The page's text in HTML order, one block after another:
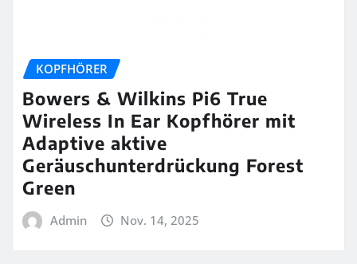
KOPFHÖRER
Bowers & Wilkins Pi6 True
Wireless In Ear Kopfhörer mit
Adaptive aktive
Geräuschunterdrückung Forest
Green
Admin Nov. 14, 2025